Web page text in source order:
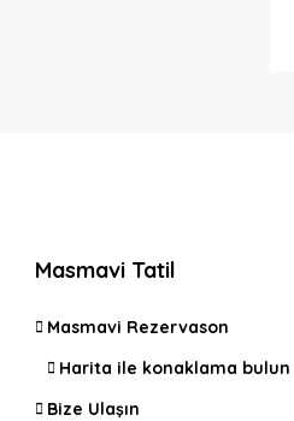
Masmavi Tatil
Masmavi Rezervason
Harita ile konaklama bulun
Bize Ulaşın